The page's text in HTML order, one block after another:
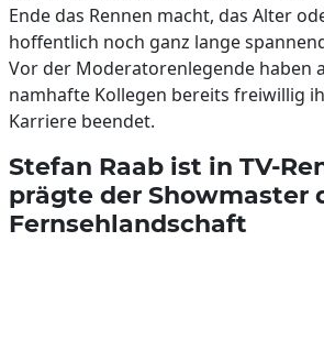
Ende das Rennen macht, das Alter
hoffentlich noch ganz lange
Vor der Moderatorenlegende haben
namhafte Kollegen bereits freiwillig
Karriere beendet.
Stefan Raab ist in TV-
prägte der Showmaster
Fernsehlandschaft